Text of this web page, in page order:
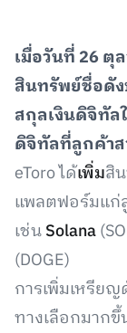
เมื่อวันที่ 26 ตุ
สินทรัพย์ชื่อดัง
สกุลเงินดิจิทัล
ดิจิทัลที่ลูกค้าส
eToro ได้เพิ่มสิ
แพลตฟอร์มแก่
เช่นSolana
(DOGE)
การเพิ่มเหรีย
ทางเลือกมาก